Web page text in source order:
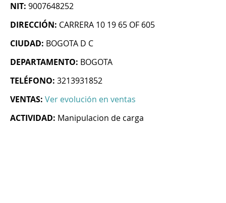
NIT: 9007648252
DIRECCIÓN: CARRERA 10 19 65 OF 605
CIUDAD: BOGOTA D C
DEPARTAMENTO: BOGOTA
TELÉFONO: 3213931852
VENTAS: Ver evolución en ventas
ACTIVIDAD: Manipulacion de carga